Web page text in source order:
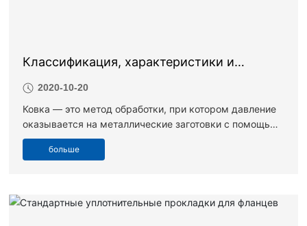
Классификация, характеристики и
используемое оборудование для ковки
2020-10-20
Ковка — это метод обработки, при котором давление
оказывается на металлические заготовки с помощью
ковочных машин, что приводит к их пластической
деформации для получения кованых изделий с
одной из двух основных составляющих.
больше